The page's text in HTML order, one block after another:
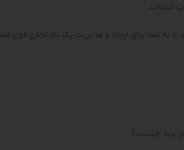
شده‌اند.
به شما برای ایجاد و مدیریت یک نام تجاری قوی
برند چیست؟